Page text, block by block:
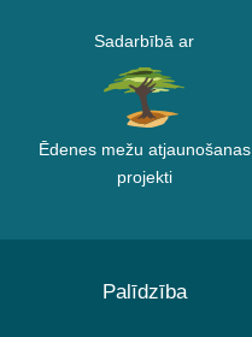
Sadarbībā ar
Ēdenes mežu atjaunošanas
projekti
Palīdzība